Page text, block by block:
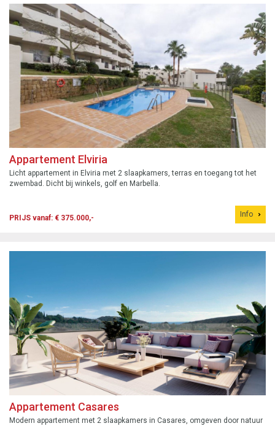
Appartement Elviria
Licht appartement in Elviria met 2 slaapkamers, terras en toegang tot het
zwembad. Dicht bij winkels, golf en Marbella.
PRIJS vanaf: € 375.000,- Info
Appartement Casares
Modern appartement met 2 slaapkamers in Casares, omgeven door natuur